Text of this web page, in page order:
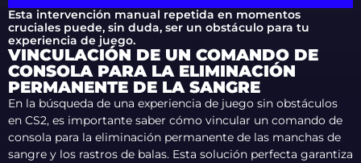
Esta intervención manual repetida en momentos
cruciales puede, sin duda, ser un obstáculo para tu
experiencia de juego.
VINCULACIÓN DE UN COMANDO DE
CONSOLA PARA LA ELIMINACIÓN
PERMANENTE DE LA SANGRE
En la búsqueda de una experiencia de juego sin obstáculos
en CS2, es importante saber cómo vincular un comando de
consola para la eliminación permanente de las manchas de
sangre y los rastros de balas. Esta solución perfecta garantiza